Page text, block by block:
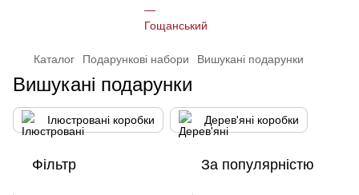
Каталог Подарункові набори Вишукані подарунки
Вишукані подарунки
Ілюстровані коробки Дерев'яні коробки
Фільтр За популярністю